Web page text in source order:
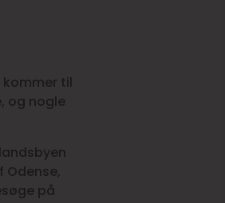
til
og nogle
Odense,
på